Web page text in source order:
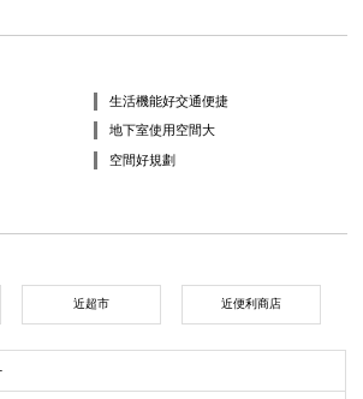
生活機能好交通便捷
地下室使用空間大
空間好規劃
近超市 近便利商店